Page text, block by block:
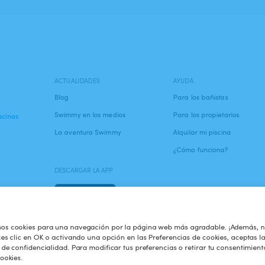
cookies para una navegación por la página web más agradable. ¡Además,
clic en OK o activando una opción en las Preferencias de cookies, aceptas
confidencialidad. Para modificar tus preferencias o retirar tu
ACTUALIDADES
Blog
Swimmy en los medios
La aventura Swimmy
AYUDA
Para los bañistas
Para los propietarios
Alquilar mi piscina
¿Cómo funciona?
DESCARGAR LA APP